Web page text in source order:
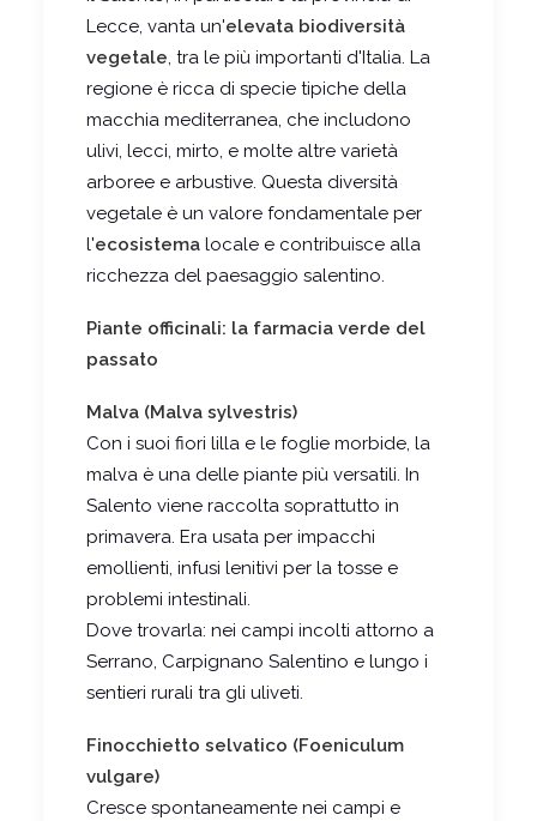
Lecce, vanta un'elevata biodiversità
vegetale, tra le più importanti d'Italia. La
regione è ricca di specie tipiche della
macchia mediterranea, che includono
ulivi, lecci, mirto, e molte altre varietà
arboree e arbustive. Questa diversità
vegetale è un valore fondamentale per
l'ecosistema locale e contribuisce alla
ricchezza del paesaggio salentino.
Piante officinali: la farmacia verde del
passato
Malva (Malva sylvestris)
Con i suoi fiori lilla e le foglie morbide, la
malva è una delle piante più versatili. In
Salento viene raccolta soprattutto in
primavera. Era usata per impacchi
emollienti, infusi lenitivi per la tosse e
problemi intestinali.
Dove trovarla: nei campi incolti attorno a
Serrano, Carpignano Salentino e lungo i
sentieri rurali tra gli uliveti.
Finocchietto selvatico (Foeniculum
vulgare)
Cresce spontaneamente nei campi e